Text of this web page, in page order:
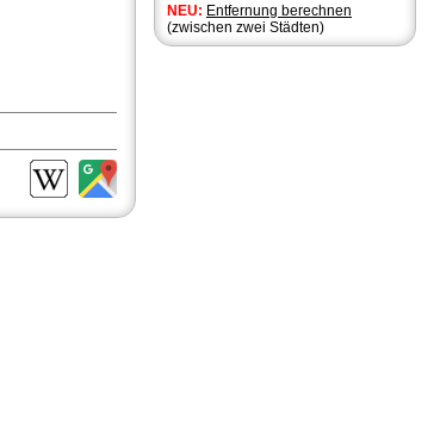
NEU: Entfernung berechnen
(zwischen zwei Städten)